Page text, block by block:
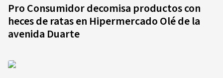
Pro Consumidor decomisa productos con
heces de ratas en Hipermercado Olé de la
avenida Duarte